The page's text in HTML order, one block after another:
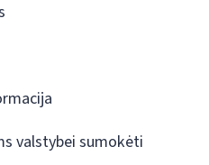
valstybei sumokėti